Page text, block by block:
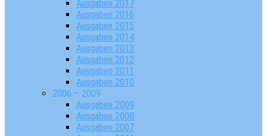
Ausgaben 2017
Ausgaben 2016
Ausgaben 2015
Ausgaben 2014
Ausgaben 2013
Ausgaben 2012
Ausgaben 2011
Ausgaben 2010
2006 – 2009
Ausgaben 2009
Ausgaben 2008
Ausgaben 2007